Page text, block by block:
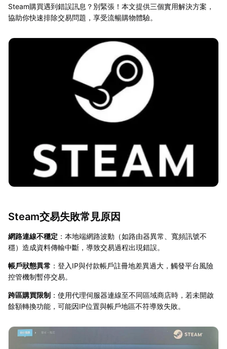
Steam購買遇到錯誤訊息？別緊張！本文提供三個實用解決方案，
協助你快速排除交易問題，享受流暢購物體驗。
Steam交易失敗常見原因
網路連線不穩定 ：本地端網路波動（如路由器異常、寬頻訊號不
穩）造成資料傳輸中斷，導致交易過程出現錯誤。
帳戶狀態異常 ：登入IP與付款帳戶註冊地差異過大，觸發平台風險
控管機制暫停交易。
跨區購買限制 ：使用代理伺服器連線至不同區域商店時，若未開啟
餘額轉換功能，可能因IP位置與帳戶地區不符導致失敗。